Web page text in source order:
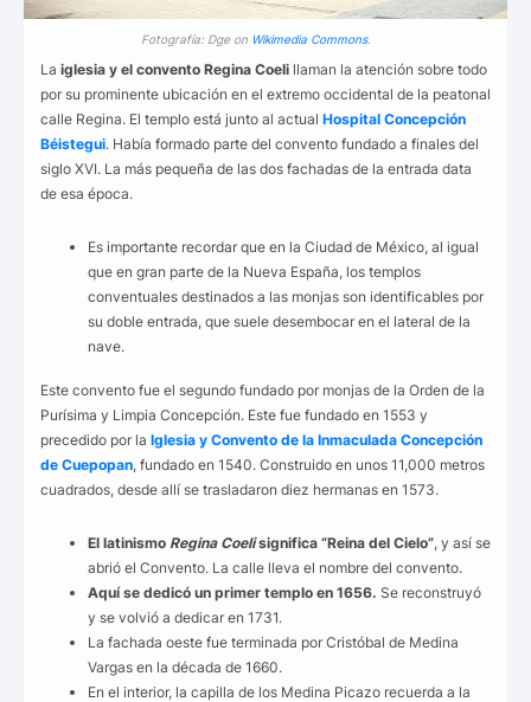
Fotografía: Dge on Wikimedia Commons.
La iglesia y el convento Regina Coeli llaman la atención sobre todo
por su prominente ubicación en el extremo occidental de la peatonal
calle Regina. El templo está junto al actual Hospital Concepción
Béistegui. Había formado parte del convento fundado a finales del
siglo XVI. La más pequeña de las dos fachadas de la entrada data
de esa época.
Es importante recordar que en la Ciudad de México, al igual
que en gran parte de la Nueva España, los templos
conventuales destinados a las monjas son identificables por
su doble entrada, que suele desembocar en el lateral de la
nave.
Este convento fue el segundo fundado por monjas de la Orden de la
Purísima y Limpia Concepción. Este fue fundado en 1553 y
precedido por la Iglesia y Convento de la Inmaculada Concepción
de Cuepopan, fundado en 1540. Construido en unos 11,000 metros
cuadrados, desde allí se trasladaron diez hermanas en 1573.
El latinismo Regina Coelisignifica “Reina del Cielo”, y así se
abrió el Convento. La calle lleva el nombre del convento.
Aquí se dedicó un primer templo en 1656. Se reconstruyó
y se volvió a dedicar en 1731.
La fachada oeste fue terminada por Cristóbal de Medina
Vargas en la década de 1660.
En el interior, la capilla de los Medina Picazo recuerda a la